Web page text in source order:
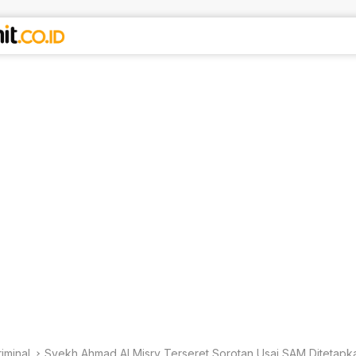
Syekh Ahmad Al Misry Terseret Sorotan Usai SAM